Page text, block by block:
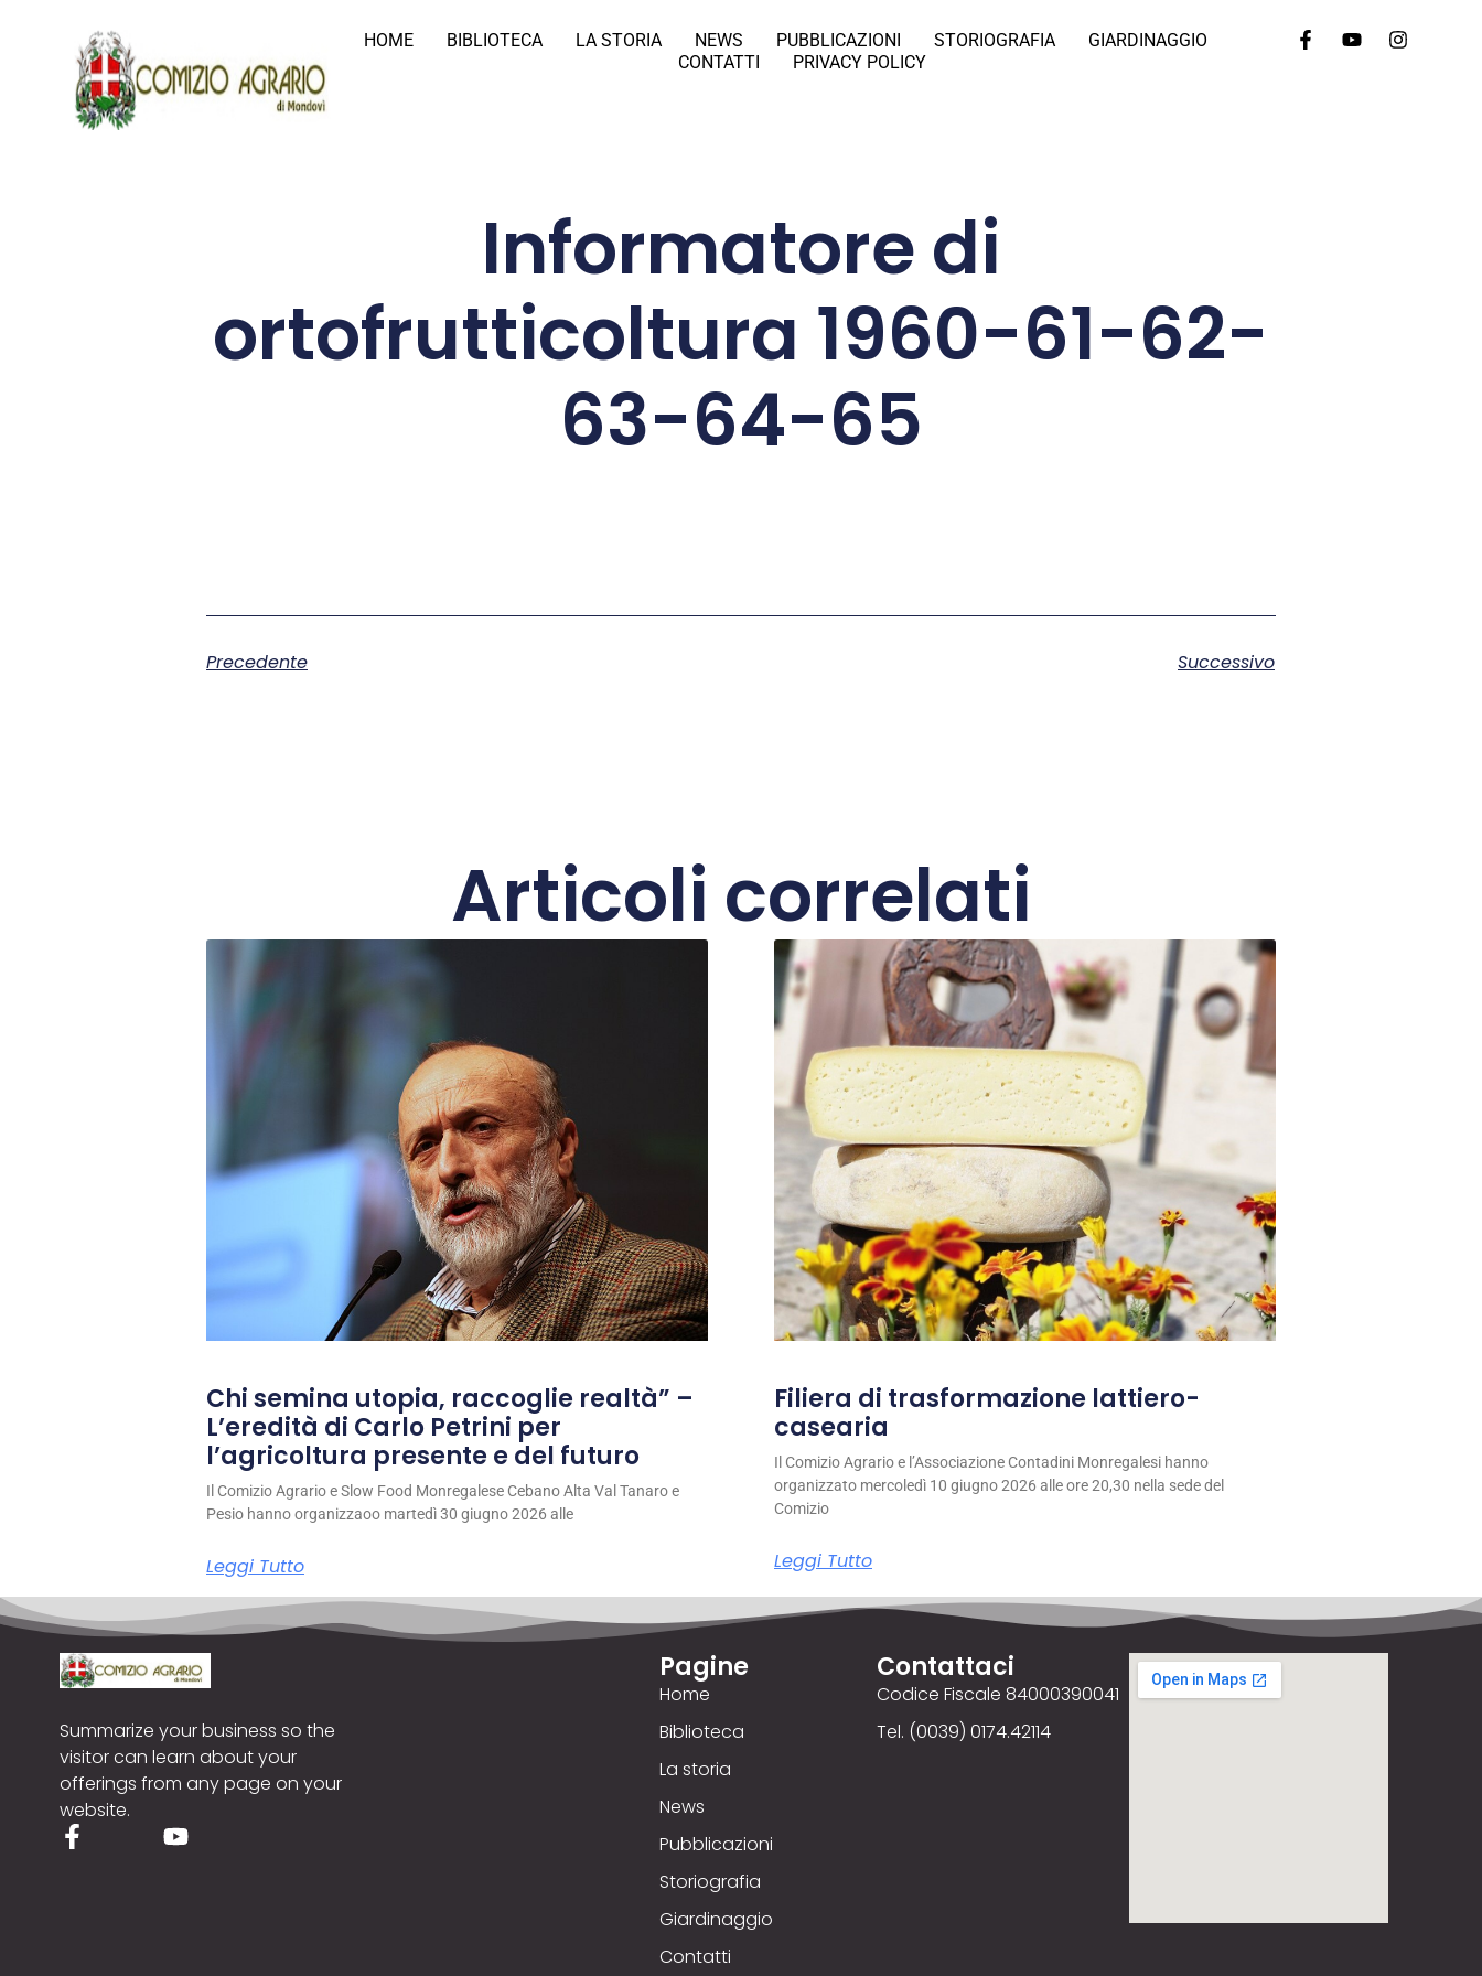
HOME BIBLIOTECA LA STORIA NEWS PUBBLICAZIONI STORIOGRAFIA
GIARDINAGGIO
CONTATTI
PRIVACY POLICY
Informatore di
ortofrutticoltura 1960-61-62-
63-64-65
Precedente Successivo
Articoli correlati
Chi semina utopia, raccoglie realtà” –
L’eredità di Carlo Petrini per
l’agricoltura presente e del futuro
Il Comizio Agrario e Slow Food Monregalese Cebano Alta Val Tanaro e
Pesio hanno organizzaoo martedì 30 giugno 2026 alle
Leggi Tutto
Filiera di trasformazione lattiero-
casearia
Il Comizio Agrario e l’Associazione Contadini Monregalesi hanno
organizzato mercoledì 10 giugno 2026 alle ore 20,30 nella sede del
Comizio
Leggi Tutto
Summarize your business so the
visitor can learn about your
offerings from any page on your
website.
Pagine
Home
Biblioteca
La storia
News
Pubblicazioni
Storiografia
Giardinaggio
Contatti
Contattaci
Codice Fiscale 84000390041
Tel. (0039) 0174.42114